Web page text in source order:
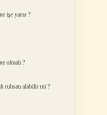
işe yarar ?
olmalı ?
ruhsatı alabilir mi ?